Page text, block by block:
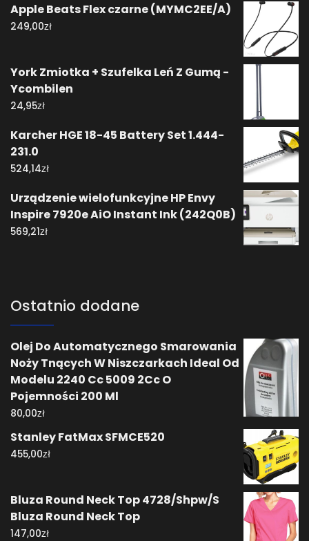
Apple Beats Flex czarne (MYMC2EE/A)
249,00zł
York Zmiotka + Szufelka Leń Z Gumą -
Ycombilen
24,95zł
Karcher HGE 18-45 Battery Set 1.444-
231.0
524,14zł
Urządzenie wielofunkcyjne HP Envy
Inspire 7920e AiO Instant Ink (242Q0B)
569,21zł
Ostatnio dodane
Olej Do Automatycznego Smarowania
Noży Tnących W Niszczarkach Ideal Od
Modelu 2240 Cc 5009 2Cc O
Pojemności 200 Ml
80,00zł
Stanley FatMax SFMCE520
455,00zł
Bluza Round Neck Top 4728/Shpw/S
Bluza Round Neck Top
147,00zł